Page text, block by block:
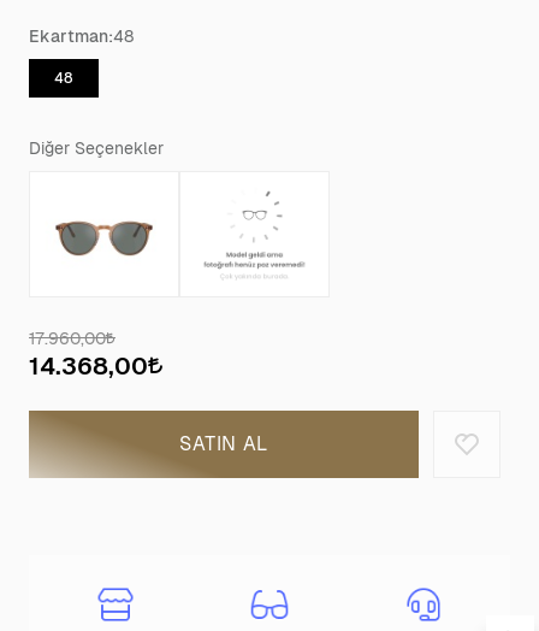
Ekartman:48
48
Diğer Seçenekler
17.960,00
14.368,00
SATIN AL